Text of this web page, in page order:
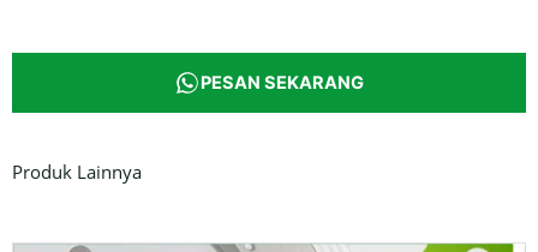
PESAN SEKARANG
Produk Lainnya